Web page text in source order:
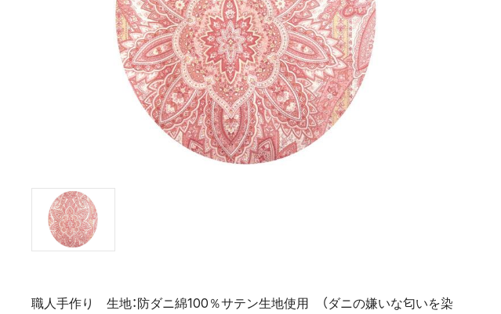
職人手作り 生地：防ダニ綿100％サテン生地使用 （ダニの嫌いな匂いを染